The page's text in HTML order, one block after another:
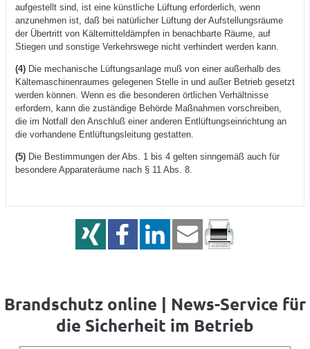
aufgestellt sind, ist eine künstliche Lüftung erforderlich, wenn
anzunehmen ist, daß bei natürlicher Lüftung der Aufstellungsräume
der Übertritt von Kältemitteldämpfen in benachbarte Räume, auf
Stiegen und sonstige Verkehrswege nicht verhindert werden kann.
(4) Die mechanische Lüftungsanlage muß von einer außerhalb des
Kältemaschinenraumes gelegenen Stelle in und außer Betrieb gesetzt
werden können. Wenn es die besonderen örtlichen Verhältnisse
erfordern, kann die zuständige Behörde Maßnahmen vorschreiben,
die im Notfall den Anschluß einer anderen Entlüftungseinrichtung an
die vorhandene Entlüftungsleitung gestatten.
(5) Die Bestimmungen der Abs. 1 bis 4 gelten sinngemäß auch für
besondere Apparateräume nach § 11 Abs. 8.
Brandschutz online | News-Service für
die Sicherheit im Betrieb